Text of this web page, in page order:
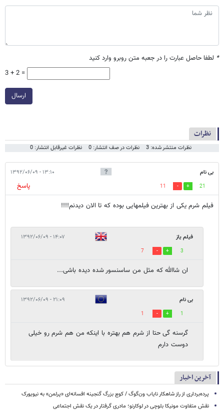
* لطفا حاصل عبارت را در جعبه متن روبرو وارد کنید
3 + 2 =
ارسال
نظرات
نظرات منتشر شده: 3 نظرات در صف انتشار: 0 نظرات غیرقابل انتشار: 0
بی نام ۱۳:۱۰ - ۱۳۹۲/۰۶/۰۹
21
11
پاسخ
فیلم شرم یکی از بهترین فیلمهایی بوده که تا الان دیدنم!!!!
فیلم یاز ۱۴:۰۷ - ۱۳۹۲/۰۶/۰۹
3
7
ان شاالله که مثل من ساسنسور شده دیده باشی...
بی نام ۲۱:۰۹ - ۱۳۹۲/۰۶/۰۹
1
1
گرسنه گى حتا از شرم هم بهتره با اينكه من هم شرم رو خيلى
دوست دارم
آخرین اخبار
پرده‌برداری از راز شاهکار نایاب ون‌گوگ / کوچ بزرگ گنجینه افسانه‌ای «پرلمن» به نیویورک
نقش متفاوت مونیکا بلوچی در لوکارنو؛ مادری گرفتار در یک نقش اجتماعی